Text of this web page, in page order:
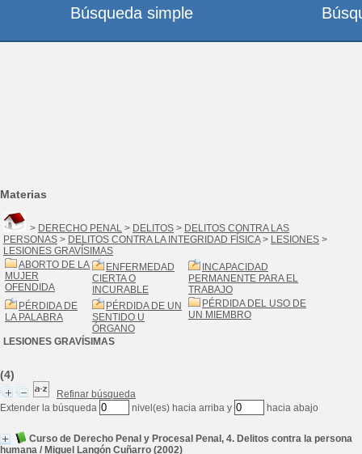
Materias
> DERECHO PENAL > DELITOS > DELITOS CONTRA LAS
PERSONAS > DELITOS CONTRA LA INTEGRIDAD FÍSICA> LESIONES >
LESIONES GRAVÍSIMAS
ABORTO DE LA
MUJER
OFENDIDA
ENFERMEDAD
CIERTA O
INCURABLE
INCAPACIDAD
PERMANENTE PARA EL
TRABAJO
PÉRDIDA DE
LA PALABRA
PÉRDIDA DE UN
SENTIDO U
ÓRGANO
PÉRDIDA DEL USO DE
UN MIEMBRO
LESIONES GRAVÍSIMAS
(4)
Refinar búsqueda
Extender la búsqueda
nivel(es) hacia arriba y hacia abajo
Curso de Derecho Penal y Procesal Penal, 4. Delitos contra la persona
humana / Miguel Langón Cuñarro (2002)
Búsqueda simple